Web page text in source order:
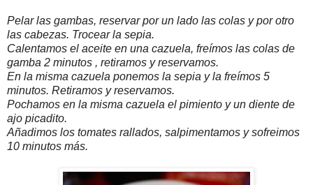
Pelar las gambas, reservar por un lado las colas y por otro
las cabezas. Trocear la sepia.
Calentamos el aceite en una cazuela, freímos las colas de
gamba 2 minutos , retiramos y reservamos.
En la misma cazuela ponemos la sepia y la freímos 5
minutos. Retiramos y reservamos.
Pochamos en la misma cazuela el pimiento y un diente de
ajo picadito.
Añadimos los tomates rallados, salpimentamos y sofreimos
10 minutos más.